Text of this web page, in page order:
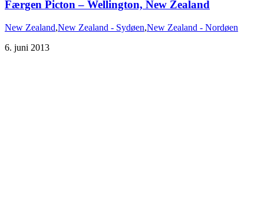
New Zealand,New Zealand - Sydøen,New Zealand - Nordøen
6. juni 2013